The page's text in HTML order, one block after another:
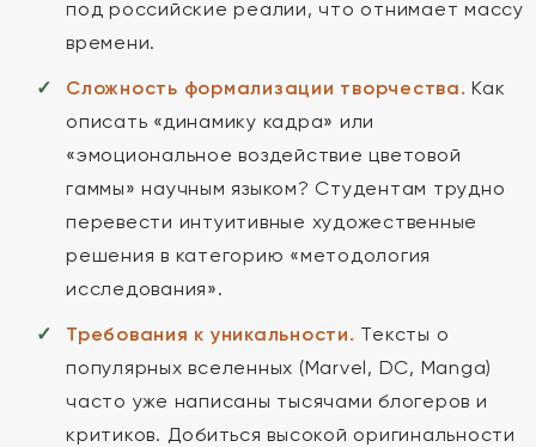
под российские реалии, что отнимает массу
времени.
Сложность формализации творчества. Как
описать «динамику кадра» или
«эмоциональное воздействие цветовой
гаммы» научным языком? Студентам трудно
перевести интуитивные художественные
решения в категорию «методология
исследования».
Требования к уникальности. Тексты о
популярных вселенных (Marvel, DC, Manga)
часто уже написаны тысячами блогеров и
критиков. Добиться высокой оригинальности